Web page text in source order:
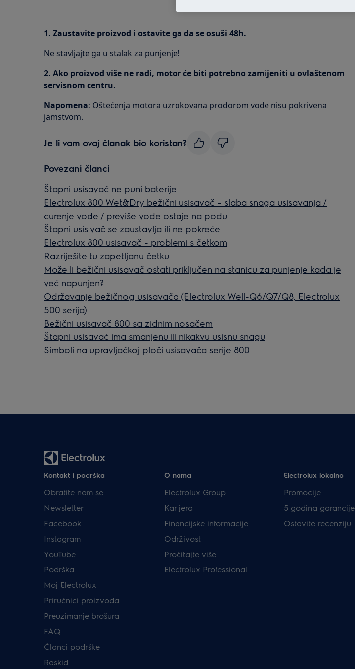
1. Zaustavite proizvod i ostavite ga da se osuši 48h.
Ne stavljajte ga u stalak za punjenje!
2. Ako proizvod više ne radi, motor će biti potrebno zamijeniti u ovlaštenom
servisnom centru.
Napomena: Oštećenja motora uzrokovana prodorom vode nisu pokrivena
jamstvom.
Je li vam ovaj članak bio koristan?
Povezani članci
Štapni usisavač ne puni baterije
Electrolux 800 Wet&Dry bežični usisavač – slaba snaga usisavanja /
curenje vode / previše vode ostaje na podu
Štapni usisivač se zaustavlja ili ne pokreće
Electrolux 800 usisavač - problemi s četkom
Razriješite tu zapetljanu četku
Može li bežični usisavač ostati priključen na stanicu za punjenje kada je
već napunjen?
Održavanje bežičnog usisavača (Electrolux Well-Q6/Q7/Q8, Electrolux
500 serija)
Bežični usisavač 800 sa zidnim nosačem
Štapni usisavač ima smanjenu ili nikakvu usisnu snagu
Simboli na upravljačkoj ploči usisavača serije 800
Kontakt i podrška
Obratite nam se
Newsletter
Facebook
Instagram
YouTube
Podrška
Moj Electrolux
Priručnici proizvoda
Preuzimanje brošura
FAQ
Članci podrške
Raskid
O nama
Electrolux Group
Karijera
Financijske informacije
Održivost
Pročitajte više
Electrolux Professional
Electrolux lokalno
Promocije
5 godina garancije
Ostavite recenziju